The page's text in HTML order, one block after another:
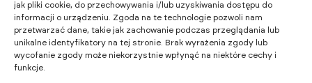
jak pliki cookie, do przechowywania i/lub uzyskiwania dostępu do
informacji o urządzeniu. Zgoda na te technologie pozwoli nam
przetwarzać dane, takie jak zachowanie podczas przeglądania lub
unikalne identyfikatory na tej stronie. Brak wyrażenia zgody lub
wycofanie zgody może niekorzystnie wpłynąć na niektóre cechy i
funkcje.
CERTYFIKATY I PROGRAMY
STRATEGIA PODATKOWA
WIKĘD SP. Z O.O.